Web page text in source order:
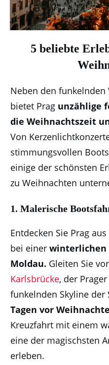
5 beliebte
Neben den
bietet Prag unzählige
die Weihnachtszeit
Von
stimmungsvollen
einige der schönsten
zu Weihnachten
1. Malerische
Entdecken Sie Prag
bei einer winterlichen
Moldau. Gleiten Sie
Karlsbrücke, der
funkelnden Skyline der
Tagen vor
Kreuzfahrt mit einem
eine der magischsten
erleben.